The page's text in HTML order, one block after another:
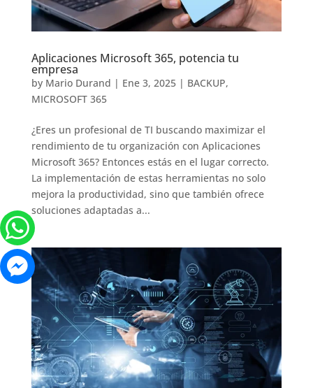
Aplicaciones Microsoft 365, potencia tu
empresa
by Mario Durand | Ene 3, 2025| BACKUP,
MICROSOFT 365
¿Eres un profesional de TI buscando maximizar el
rendimiento de tu organización con Aplicaciones
Microsoft 365? Entonces estás en el lugar correcto.
La implementación de estas herramientas no solo
mejora la productividad, sino que también ofrece
soluciones adaptadas a...